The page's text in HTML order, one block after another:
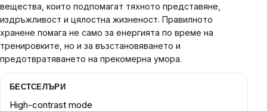
вещества, които подпомагат тяхното представяне,
издръжливост и цялостна жизненост. Правилното
хранене помага не само за енергията по време на
тренировките, но и за възстановяването и
предотвратяването на прекомерна умора.
БЕСТСЕЛЪРИ
High-contrast mode